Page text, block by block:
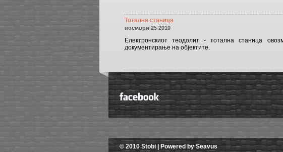
Тотална станица
ноември 25 2010
Електронскиот теодолит - тотална станица
документирање на објектите.
© 2010 Stobi | Powered by Seavus